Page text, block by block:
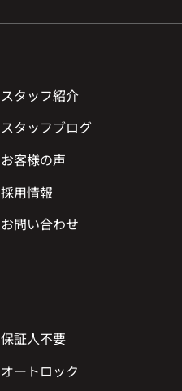
スタッフ紹介
スタッフブログ
お客様の声
採用情報
お問い合わせ
保証人不要
オートロック